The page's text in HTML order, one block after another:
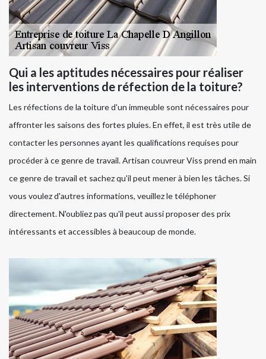
Qui a les aptitudes nécessaires pour réaliser
les interventions de réfection de la toiture?
Les réfections de la toiture d'un immeuble sont nécessaires pour
affronter les saisons des fortes pluies. En effet, il est très utile de
contacter les personnes ayant les qualifications requises pour
procéder à ce genre de travail. Artisan couvreur Viss prend en main
ce genre de travail et sachez qu'il peut mener à bien les tâches. Si
vous voulez d'autres informations, veuillez le téléphoner
directement. N'oubliez pas qu'il peut aussi proposer des prix
intéressants et accessibles à beaucoup de monde.